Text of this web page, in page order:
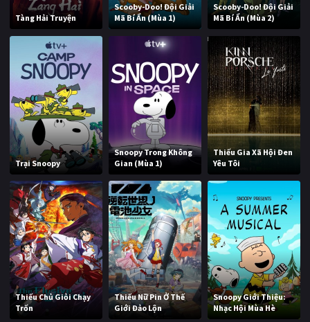
Tàng Hải Truyện
Scooby-Doo! Đội Giải
Mã Bí Ẩn (Mùa 1)
Scooby-Doo! Đội Giải
Mã Bí Ẩn (Mùa 2)
Trại Snoopy
Snoopy Trong Không
Gian (Mùa 1)
Thiếu Gia Xã Hội Đen
Yêu Tôi
Thiếu Chủ Giỏi Chạy
Trốn
Thiếu Nữ Pin Ở Thế
Giới Đảo Lộn
Snoopy Giới Thiệu:
Nhạc Hội Mùa Hè